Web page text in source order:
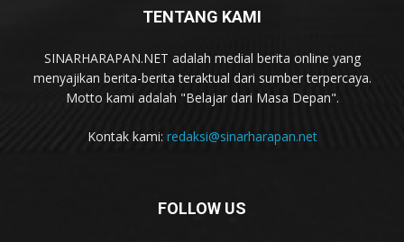
TENTANG KAMI
SINARHARAPAN.NET adalah medial berita online yang
menyajikan berita-berita teraktual dari sumber terpercaya.
Motto kami adalah "Belajar dari Masa Depan".
Kontak kami: redaksi@sinarharapan.net
FOLLOW US